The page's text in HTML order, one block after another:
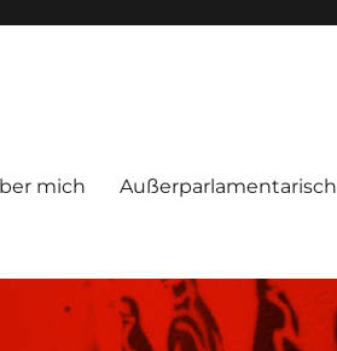
mich Außerparlamentarisch